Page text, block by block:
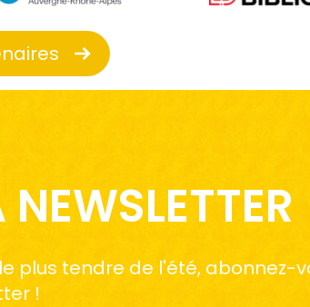
plus tendre de l'été, abonnez-
!